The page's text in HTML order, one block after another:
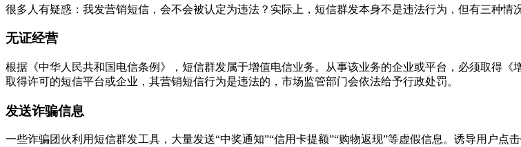
很多人有疑惑：我发营销短信，会不会被认定为违法？实际上，短信群发本身不是违法行为，但有三种情
无证经营
根据《中华人民共和国电信条例》，短信群发属于增值电信业务。从事该业务的企业或平台，必须取得
取得许可的短信平台或企业，其营销短信行为是违法的，市场监管部门会依法给予行政处罚。
发送诈骗信息
一些诈骗团伙利用短信群发工具，大量发送“中奖通知”“信用卡提额”“购物返现”等虚假信息。诱导用户